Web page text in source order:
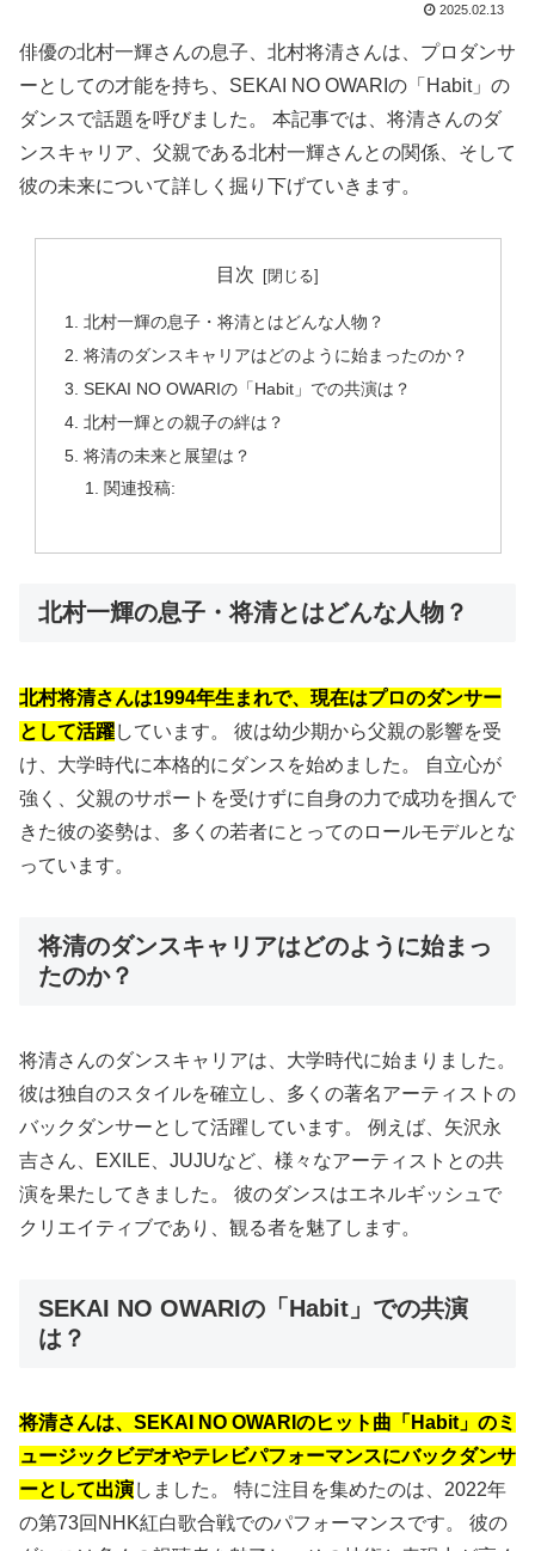
2025.02.13
俳優の北村一輝さんの息子、北村将清さんは、プロダンサ
ーとしての才能を持ち、SEKAI NO OWARIの「Habit」の
ダンスで話題を呼びました。 本記事では、将清さんのダ
ンスキャリア、父親である北村一輝さんとの関係、そして
彼の未来について詳しく掘り下げていきます。
目次
北村一輝の息子・将清とはどんな人物？
将清のダンスキャリアはどのように始まったのか？
SEKAI NO OWARIの「Habit」での共演は？
北村一輝との親子の絆は？
将清の未来と展望は？
関連投稿:
北村一輝の息子・将清とはどんな人物？
北村将清さんは1994年生まれで、現在はプロのダンサー
として活躍しています。 彼は幼少期から父親の影響を受
け、大学時代に本格的にダンスを始めました。 自立心が
強く、父親のサポートを受けずに自身の力で成功を掴んで
きた彼の姿勢は、多くの若者にとってのロールモデルとな
っています。
将清のダンスキャリアはどのように始まっ
たのか？
将清さんのダンスキャリアは、大学時代に始まりました。
彼は独自のスタイルを確立し、多くの著名アーティストの
バックダンサーとして活躍しています。 例えば、矢沢永
吉さん、EXILE、JUJUなど、様々なアーティストとの共
演を果たしてきました。 彼のダンスはエネルギッシュで
クリエイティブであり、観る者を魅了します。
SEKAI NO OWARIの「Habit」での共演
は？
将清さんは、SEKAI NO OWARIのヒット曲「Habit」のミ
ュージックビデオやテレビパフォーマンスにバックダンサ
ーとして出演しました。 特に注目を集めたのは、2022年
の第73回NHK紅白歌合戦でのパフォーマンスです。 彼の